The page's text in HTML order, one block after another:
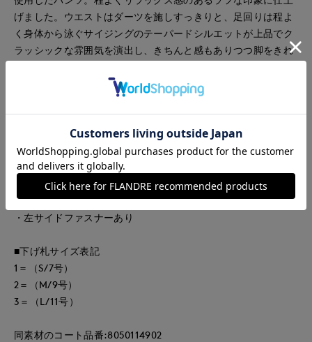
げました。ウエストはダーツを施しすっきりと、足回りは程よ
く身体から泳ぐサイジングのテーパードシルエットが上品でク
ラッシックな雰囲気を演出し、きちんと感もありつつ脚をきれ
ブランドオリジナル柄をタテ、ヨコシャンブレーにし、なお且
つ組織変化を持たせる事で、柄を繊細に表現しています。軽
く、シワになりにくくイージーケアな素材です。
・裏地なし
・ポケットあり
・左サイドファスナーあり
■下げ札サイズ表記
1＝（S/7号）
2＝（M/9号）
3＝（L/11号）
同素材のコート品番:8050114902